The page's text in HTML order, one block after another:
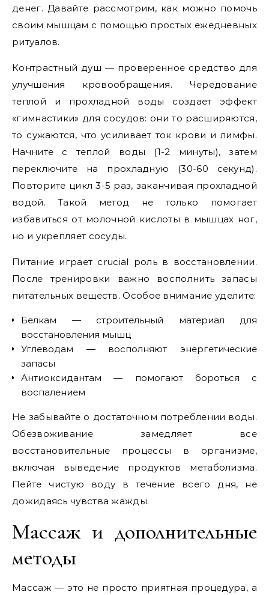
денег. Давайте рассмотрим, как можно помочь
своим мышцам с помощью простых ежедневных
ритуалов.
Контрастный душ — проверенное средство для
улучшения кровообращения. Чередование
теплой и прохладной воды создает эффект
«гимнастики» для сосудов: они то расширяются,
то сужаются, что усиливает ток крови и лимфы.
Начните с теплой воды (1-2 минуты), затем
переключите на прохладную (30-60 секунд).
Повторите цикл 3-5 раз, заканчивая прохладной
водой. Такой метод не только помогает
избавиться от молочной кислоты в мышцах ног,
но и укрепляет сосуды.
Питание играет crucial роль в восстановлении.
После тренировки важно восполнить запасы
питательных веществ. Особое внимание уделите:
Белкам — строительный материал для
восстановления мышц
Углеводам — восполняют энергетические
запасы
Антиоксидантам — помогают бороться с
воспалением
Не забывайте о достаточном потреблении воды.
Обезвоживание замедляет все
восстановительные процессы в организме,
включая выведение продуктов метаболизма.
Пейте чистую воду в течение всего дня, не
дожидаясь чувства жажды.
Массаж и дополнительные
методы
Массаж — это не просто приятная процедура, а